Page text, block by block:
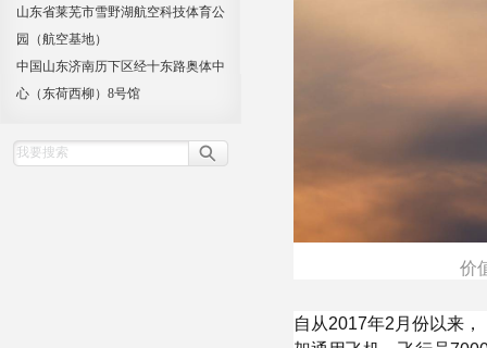
山东省莱芜市雪野湖航空科技体育公
园（航空基地）
中国山东济南历下区经十东路奥体中
心（东荷西柳）8号馆
价
自从2017年2月份以来